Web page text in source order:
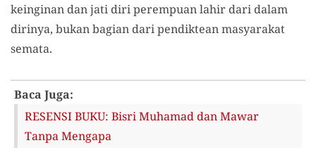
keinginan dan jati diri perempuan lahir dari dalam
dirinya, bukan bagian dari pendiktean masyarakat
semata.
Baca Juga:
RESENSI BUKU: Bisri Muhamad dan Mawar
Tanpa Mengapa